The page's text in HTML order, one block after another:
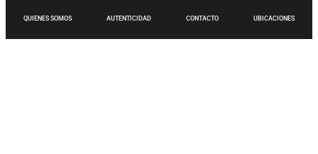
QUIENES SOMOS AUTENTICIDAD CONTACTO UBICACIONES